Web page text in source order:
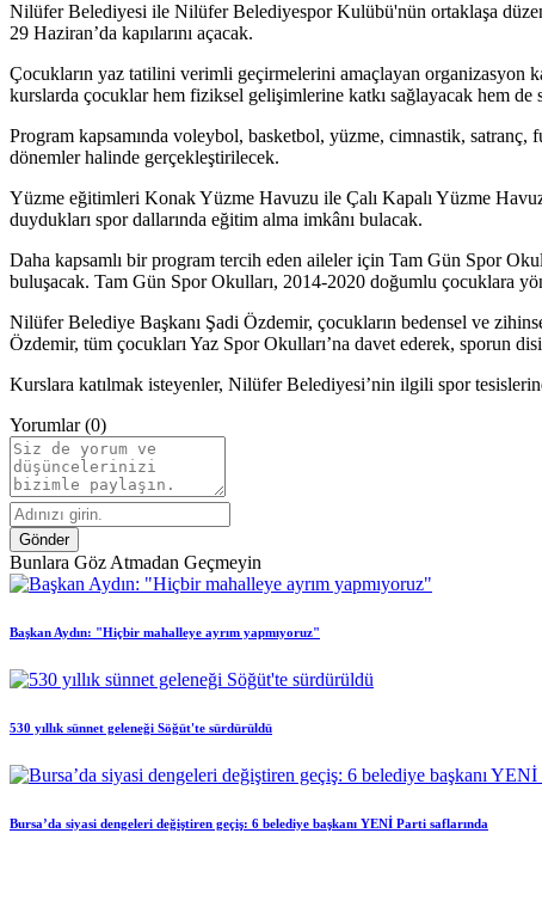
Nilüfer Belediyesi ile Nilüfer Belediyespor Kulübü'nün ortaklaşa
29 Haziran’da kapılarını açacak.
Çocukların yaz tatilini verimli geçirmelerini amaçlayan organizasyon
kurslarda çocuklar hem fiziksel gelişimlerine katkı sağlayacak hem de
Program kapsamında voleybol, basketbol, yüzme, cimnastik,
dönemler halinde gerçekleştirilecek.
Yüzme eğitimleri Konak Yüzme Havuzu ile Çalı Kapalı Yüzme
duydukları spor dallarında eğitim alma imkânı bulacak.
Daha kapsamlı bir program tercih eden aileler için Tam Gün Spor
buluşacak. Tam Gün Spor Okulları, 2014-2020 doğumlu çocuklara
Nilüfer Belediye Başkanı Şadi Özdemir, çocukların bedensel ve
Özdemir, tüm çocukları Yaz Spor Okulları’na davet ederek, sporun
Kurslara katılmak isteyenler, Nilüfer Belediyesi’nin ilgili spor
Yorumlar (0)
Gönder
Bunlara Göz Atmadan Geçmeyin
Başkan Aydın: "Hiçbir mahalleye ayrım yapmıyoruz"
530 yıllık sünnet geleneği Söğüt'te sürdürüldü
Bursa’da siyasi dengeleri değiştiren geçiş: 6 belediye başkanı YENİ Parti saflarında